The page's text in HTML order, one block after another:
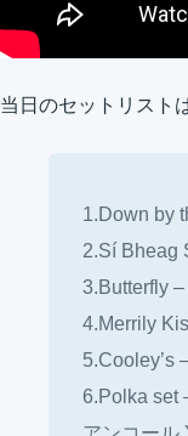
当日のセットリスト
1.Down by
2.Sí Bheag
3.Butterfly
4.Merrily
5.Cooley’s
6.Polka set